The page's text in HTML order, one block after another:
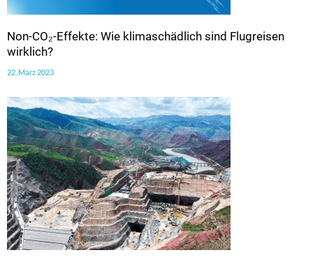
Non-CO₂-Effekte: Wie klimaschädlich sind Flugreisen
wirklich?
22. März 2023